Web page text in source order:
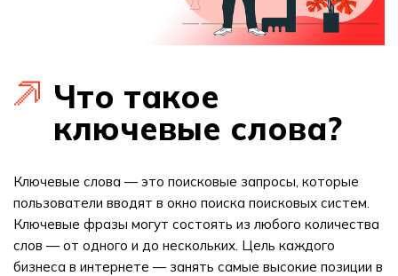
Что такое
ключевые слова?
Ключевые слова — это поисковые запросы, которые
пользователи вводят в окно поиска поисковых систем.
Ключевые фразы могут состоять из любого количества
слов — от одного и до нескольких. Цель каждого
бизнеса в интернете — занять самые высокие позиции в